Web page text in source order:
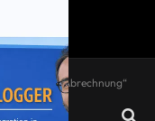
– Eine Abrechnung“